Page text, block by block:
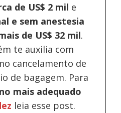
de US$ 2 mil e
e sem anestesia
de US$ 32 mil.
te auxilia com
cancelamento de
de bagagem. Para
mais adequado
leia esse post.